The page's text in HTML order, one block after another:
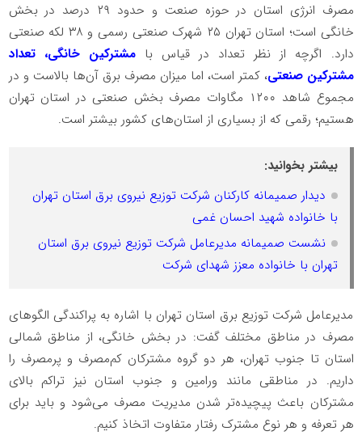
مصرف انرژی استان در حوزه صنعت و حدود ۲۹ درصد در بخش
خانگی است؛ استان تهران ۲۵ شهرک صنعتی رسمی و ۳۸ لکه صنعتی
دارد. اگرچه از نظر تعداد در قیاس بامشترکین خانگی، تعداد
مشترکین صنعتی، کمتر است، اما میزان مصرف برق آن‌ها بالاست و در
مجموع شاهد ۱۲۰۰ مگاوات مصرف بخش صنعتی در استان تهران
هستیم؛ رقمی که از بسیاری از استان‌های کشور بیشتر است.
بیشتر بخوانید:
دیدار صمیمانه کارکنان شرکت توزیع نیروی برق استان تهران
با خانواده شهید احسان غمی
نشست صمیمانه مدیرعامل شرکت توزیع نیروی برق استان
تهران با خانواده معزز شهدای شرکت
️مدیرعامل شرکت توزیع برق استان تهران با اشاره به پراکندگی الگوهای
مصرف در مناطق مختلف گفت: در بخش خانگی، از مناطق شمالی
استان تا جنوب تهران، هر دو گروه مشترکان کم‌مصرف و پرمصرف را
داریم. در مناطقی مانند ورامین و جنوب استان نیز تراکم بالای
مشترکان باعث پیچیده‌تر شدن مدیریت مصرف می‌شود و باید برای
هر تعرفه و هر نوع مشترک رفتار متفاوت اتخاذ کنیم.